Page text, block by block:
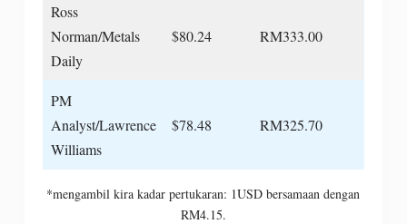
Ross
Norman/Metals
Daily
$80.24 RM333.00
PM
Analyst/Lawrence
Williams
$78.48 RM325.70
*mengambil kira kadar pertukaran: 1USD bersamaan dengan
RM4.15.